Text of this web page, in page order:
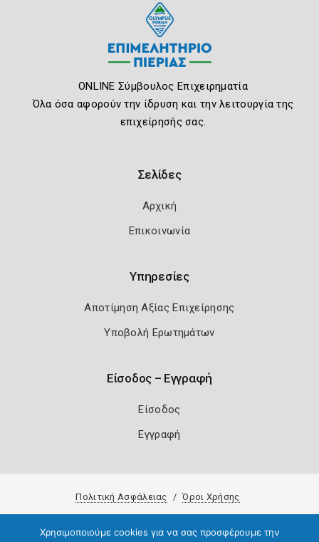
ONLINE Σύμβουλος Επιχειρηματία
Όλα όσα αφορούν την ίδρυση και την λειτουργία της
επιχείρησής σας.
Σελίδες
Αρχική
Επικοινωνία
Υπηρεσίες
Αποτίμηση Αξίας Επιχείρησης
Υποβολή Ερωτημάτων
Είσοδος – Εγγραφή
Είσοδος
Εγγραφή
Πολιτική Ασφάλειας Όροι Χρήσης
Χρησιμοποιούμε cookies για να σας προσφέρουμε την